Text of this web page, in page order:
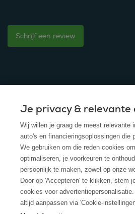
Schrijf een review
© 2025 - ROS Krediet Service
Algemene Voorwaarden
Disclaimer
Privacy Policy
Cookies
Je privacy &
Wij willen je graag de meest relevante
auto's en financieringsoplossingen die
We gebruiken om die reden cookies
optimaliseren, je voorkeuren te
persoonlijk te maken, zowel op onze
Door op 'Accepteren' te klikken, stem
cookies voor
altijd aanpassen via 'Cookie-